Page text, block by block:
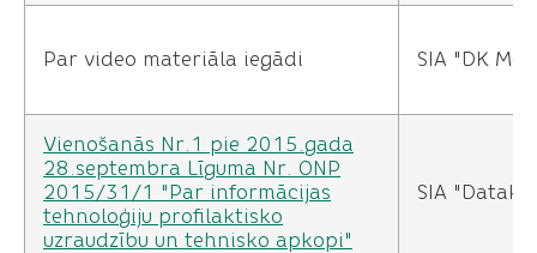
Par video materiāla iegādi SIA "DK
Vienošanās Nr.1 pie 2015.gada
28.septembra Līguma Nr. ONP
2015/31/1 "Par informācijas
tehnoloģiju profilaktisko
uzraudzību un tehnisko apkopi"
SIA